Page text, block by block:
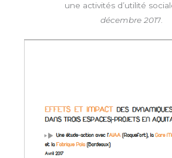
une activités d’utilité
décembre 2017.